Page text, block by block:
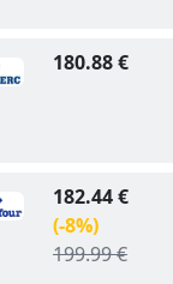
180.88 €
182.44 €
(-8%)
199.99 €